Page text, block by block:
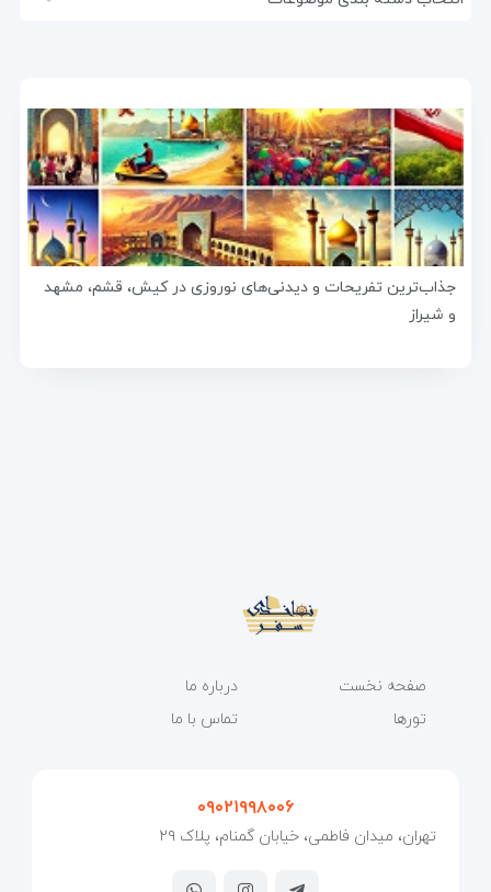
جذاب‌ترین تفریحات و دیدنی‌های نوروزی در کیش، قشم، مشهد
و شیراز
صفحه نخست
تورها
درباره ما
تماس با ما
۰۹۰۲۱۹۹۸۰۰۶
تهران، میدان فاطمی، خیابان گمنام، پلاک ۲۹